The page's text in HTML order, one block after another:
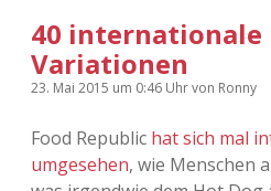
40 internationale
Variationen
23. Mai 2015 um 0:46 Uhrvon Ronny
Food Republic hat sich mal
umgesehen, wie Menschen